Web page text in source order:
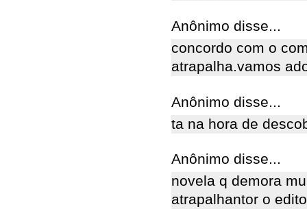
Anônimo disse...
concordo com o
atrapalha.vamos
Anônimo disse...
ta na hora de
Anônimo disse...
novela q demora
atrapalhantor o